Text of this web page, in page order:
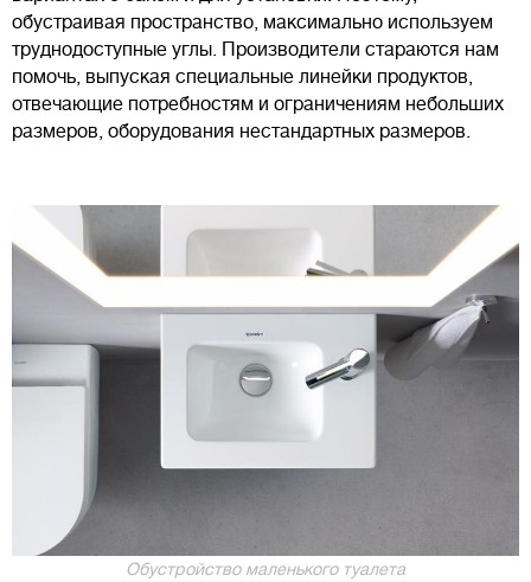
обустраивая пространство, максимально используем
труднодоступные углы. Производители стараются нам
помочь, выпуская специальные линейки продуктов,
отвечающие потребностям и ограничениям небольших
размеров, оборудования нестандартных размеров.
Обустройство маленького туалета